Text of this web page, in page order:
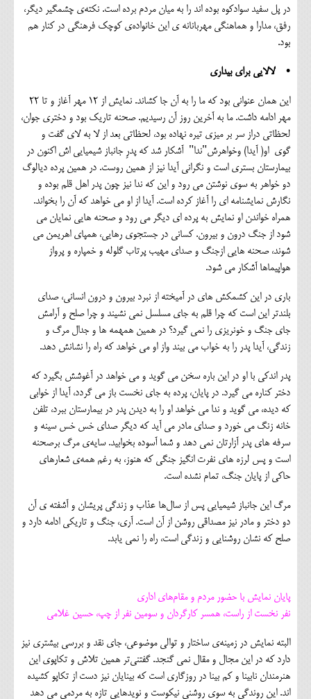
در پل سفید سوادکوه بوده اند را به میان مردم برده است. نکته‌ی چشمگیر دیگر،
رفق، مدارا و هماهنگی مهربانانه ی این خانواده‌ی کوچک فرهنگی در کنار هم
بود.
• لالایی برای بیداری
این همان عنوانی بود که ما را به آن جا کشاند. نمایش از ۱۲ مهر آغاز و تا ۲۲
مهر ادامه داشت. ما به آخرین روز آن رسیدیم. صحنه‌ تاریک بود و دختری جوان،
لحظاتی دراز سر بر میزی تیره نهاده بود، لحظاتی بعد از لا به لای گفت و
گوی او( آیدا) وخواهرش"ندا" آشکار شد که پدرِ جانباز شیمیایی اش اکنون در
بیمارستان بستری است و نگرانی آیدا نیز از همین روست. در همین پرده دیالوگ
دو خواهر به سوی نوشتن می رود و این که ندا نیز چون پدر اهل قلم بوده و
نگارش نمایشنامه ای را آغاز کرده است. آیدا از او می خواهد که آن را بخواند.
همراه خواندن او نمایش به پرده ای دیگر می رود و صحنه هایی نمایان می
شود از جنگ درون و بیرون. کسانی در جستجوی رهایی، همپای اهریمن می
شوند، صحنه هایی ازجنگ و صدای مهیب پرتاب گلوله و خمپاره و پرواز
هواپیماها آشکار می شود.
باری در این کشمکش های در آمیخته از نبرد بیرون و درون انسانی، صدای
بلندتر این است که چرا قلم به جای مسلسل نمی نشیند و چرا صلح و آرامش
جای جنگ و خونریزی را نمی گیرد؟ در همین همهمه ها و جدال مرگ و
زندگی، آیدا پدر را به خواب می بیند واز او می خواهد که راه را نشانش دهد.
پدر اندکی با او در این باره سخن می گوید و می خواهد در آغوشش بگیرد که
دختر کناره می گیرد. در پایان، پرده به جای نخست باز می گردد، آیدا از خوابی
که دیده، می گوید و ندا می خواهد او را به دیدن پدر در بیمارستان ببرد، تلفن
خانه زنگ می خورد و صدای مادر می آید که دیگر صدای خس خس سینه و
سرفه های پدر آزارتان نمی دهد و شما آسوده بخوابید. سایه‌ی مرگ برصحنه
است و پس لرزه های نفرت انگیز جنگی که هنوز، به رغم همه‌ی شعارهای
حاکی از پایان جنگ، تمام نشده است.
مرگ این جانباز شیمیایی پس از سال‌ها عذاب و زندگی پریشان و آشفته ی آن
دو دختر و مادر نیز مصداقی روشن از آن است. آری، جنگ و تاریکی ادامه دارد و
صلح که نشان روشنایی و زندگی است، راه را نمی یابد.
پایان نمایش با حضور مردم و مقام‌های اداری
نفر نخست از راست، همسر کارگردان و سومین نفر از چپ، حسین غلامی
البته نمایش در زمینه‌ی ساختار و توالی موضوعی، جای نقد و بررسی بیشتری نیز
دارد که در این مجال و مقال نمی گنجد. گفتنی‌تر همین تلاش و تکاپوی این
هنرمندان نابینا و کم بینا در روزگاری است که بینایان نیز دست از تکاپو کشیده
اند. این روندگی به سوی روشنی نیکوست و نویدهایی تازه به مردمی می دهد